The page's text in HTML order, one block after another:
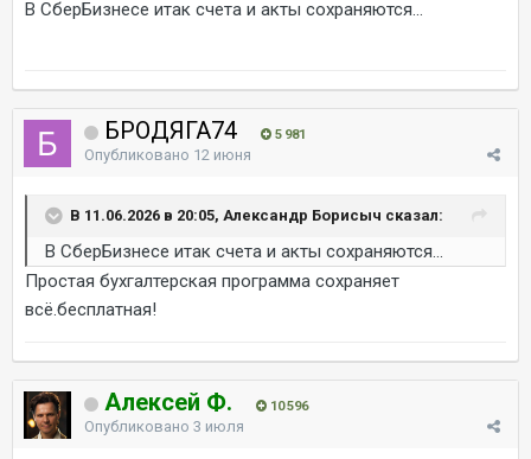
В СберБизнесе итак счета и акты сохраняются...
БРОДЯГА74 5 981
Опубликовано 12 июня
В 11.06.2026 в 20:05, Александр Борисыч сказал:
В СберБизнесе итак счета и акты сохраняются...
Простая бухгалтерская программа сохраняет
всё.бесплатная!
Алексей Ф. 10 596
Опубликовано 3 июля